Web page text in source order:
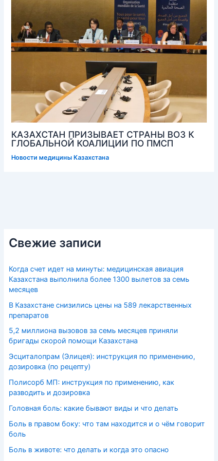
КАЗАХСТАН ПРИЗЫВАЕТ СТРАНЫ ВОЗ К
ГЛОБАЛЬНОЙ КОАЛИЦИИ ПО ПМСП
Новости медицины Казахстана
Свежие записи
Когда счет идет на минуты: медицинская авиация
Казахстана выполнила более 1300 вылетов за семь
месяцев
В Казахстане снизились цены на 589 лекарственных
препаратов
5,2 миллиона вызовов за семь месяцев приняли
бригады скорой помощи Казахстана
Эсциталопрам (Элицея): инструкция по применению,
дозировка (по рецепту)
Полисорб МП: инструкция по применению, как
разводить и дозировка
Головная боль: какие бывают виды и что делать
Боль в правом боку: что там находится и о чём говорит
боль
Боль в животе: что делать и когда это опасно